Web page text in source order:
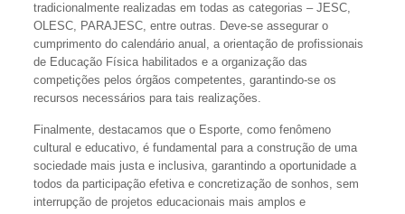
tradicionalmente realizadas em todas as categorias – JESC,
OLESC, PARAJESC, entre outras. Deve-se assegurar o
cumprimento do calendário anual, a orientação de profissionais
de Educação Física habilitados e a organização das
competições pelos órgãos competentes, garantindo-se os
recursos necessários para tais realizações.
Finalmente, destacamos que o Esporte, como fenômeno
cultural e educativo, é fundamental para a construção de uma
sociedade mais justa e inclusiva, garantindo a oportunidade a
todos da participação efetiva e concretização de sonhos, sem
interrupção de projetos educacionais mais amplos e